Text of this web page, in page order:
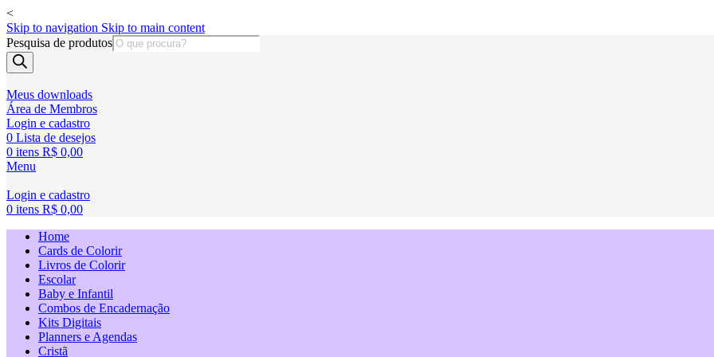
<
Skip to navigation Skip to main content
Pesquisa de produtos
Meus downloads
Área de Membros
Login e cadastro
0 Lista de desejos
0 itens R$ 0,00
Menu
Login e cadastro
0 itens R$ 0,00
Home
Cards de Colorir
Livros de Colorir
Escolar
Baby e Infantil
Combos de Encadernação
Kits Digitais
Planners e Agendas
Cristã